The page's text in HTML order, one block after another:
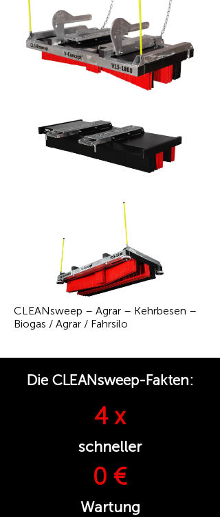
CLEANsweep – Agrar – Kehrbesen –
Biogas / Agrar / Fahrsilo
Die CLEANsweep-Fakten:
4 x
schneller
0 €
Wartung